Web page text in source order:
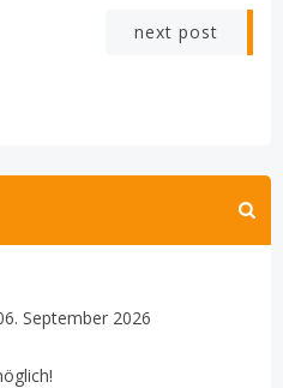
next post
September 2026